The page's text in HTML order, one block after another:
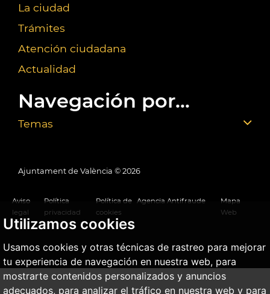
Utilizamos cookies
Usamos cookies y otras técnicas de rastreo para mejorar
tu experiencia de navegación en nuestra web, para
mostrarte contenidos personalizados y anuncios
adecuados, para analizar el tráfico en nuestra web y para
La ciudad
Trámites
Atención ciudadana
Actualidad
Navegación por...
Temas
Ajuntament de València © 2026
Aviso
legal
Política
privacidad
Política de
cookies
Agencia Antifraude
Mapa
Web